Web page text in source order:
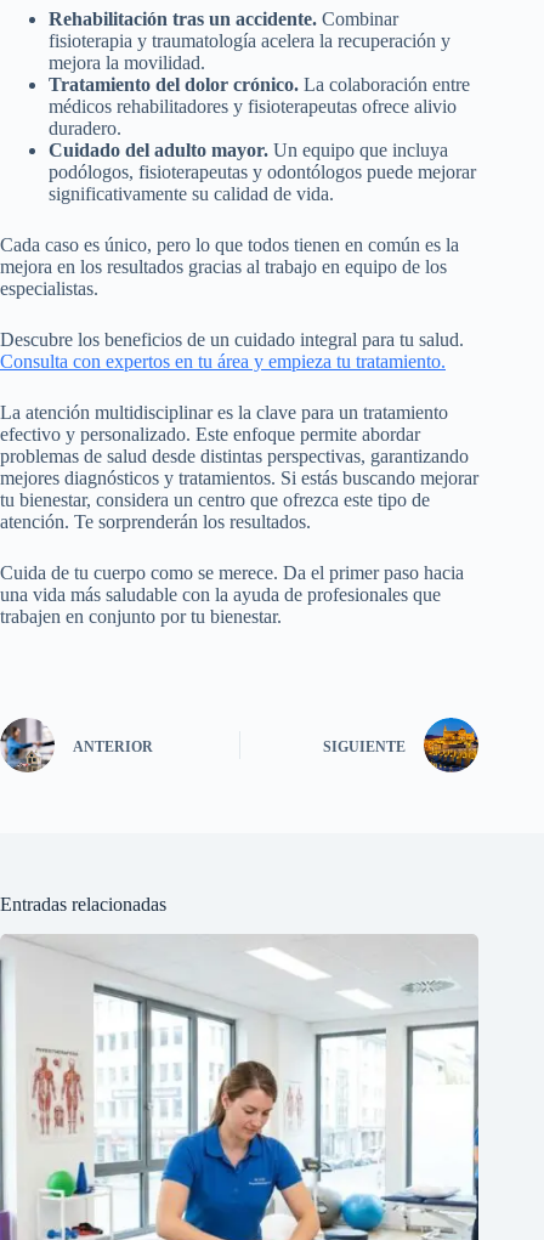
Rehabilitación tras un accidente. Combinar
fisioterapia y traumatología acelera la recuperación y
mejora la movilidad.
Tratamiento del dolor crónico. La colaboración entre
médicos rehabilitadores y fisioterapeutas ofrece alivio
duradero.
Cuidado del adulto mayor. Un equipo que incluya
podólogos, fisioterapeutas y odontólogos puede mejorar
significativamente su calidad de vida.
Cada caso es único, pero lo que todos tienen en común es la
mejora en los resultados gracias al trabajo en equipo de los
especialistas.
Descubre los beneficios de un cuidado integral para tu salud.
Consulta con expertos en tu área y empieza tu tratamiento.
La atención multidisciplinar es la clave para un tratamiento
efectivo y personalizado. Este enfoque permite abordar
problemas de salud desde distintas perspectivas, garantizando
mejores diagnósticos y tratamientos. Si estás buscando mejorar
tu bienestar, considera un centro que ofrezca este tipo de
atención. Te sorprenderán los resultados.
Cuida de tu cuerpo como se merece. Da el primer paso hacia
una vida más saludable con la ayuda de profesionales que
trabajen en conjunto por tu bienestar.
ANTERIOR SIGUIENTE
Entradas relacionadas